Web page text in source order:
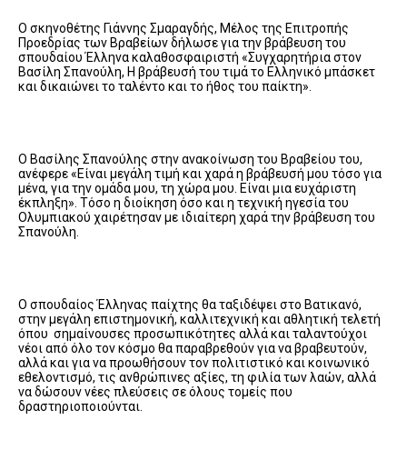
Ο σκηνοθέτης Γιάννης Σμαραγδής, Μέλος της Επιτροπής
Προεδρίας των Βραβείων δήλωσε για την βράβευση του
σπουδαίου Έλληνα καλαθοσφαιριστή «Συγχαρητήρια στον
Βασίλη Σπανούλη, Η βράβευσή του τιμά το Ελληνικό μπάσκετ
και δικαιώνει το ταλέντο και το ήθος του παίκτη».
Ο Βασίλης Σπανούλης στην ανακοίνωση του Βραβείου του,
ανέφερε «Είναι μεγάλη τιμή και χαρά η βράβευσή μου τόσο για
μένα, για την ομάδα μου, τη χώρα μου. Είναι μια ευχάριστη
έκπληξη». Τόσο η διοίκηση όσο και η τεχνική ηγεσία του
Ολυμπιακού χαιρέτησαν με ιδιαίτερη χαρά την βράβευση του
Σπανούλη.
Ο σπουδαίος Έλληνας παίχτης θα ταξιδέψει στο Βατικανό,
στην μεγάλη επιστημονική, καλλιτεχνική και αθλητική τελετή
όπου σημαίνουσες προσωπικότητες αλλά και ταλαντούχοι
νέοι από όλο τον κόσμο θα παραβρεθούν για να βραβευτούν,
αλλά και για να προωθήσουν τον πολιτιστικό και κοινωνικό
εθελοντισμό, τις ανθρώπινες αξίες, τη φιλία των λαών, αλλά
να δώσουν νέες πλεύσεις σε όλους τομείς που
δραστηριοποιούνται.